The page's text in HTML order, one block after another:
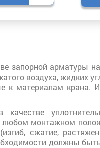
запорной арматуры
воздуха, жидких
к материалам крана.
монтажном
сжатие,
должны